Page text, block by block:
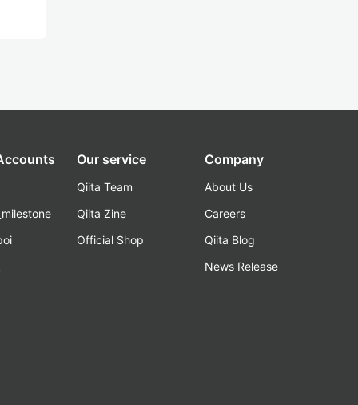
Our service
Qiita Team
Qiita Zine
Official Shop
Company
About Us
Careers
Qiita Blog
News Release